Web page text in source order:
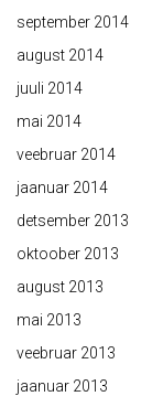
september 2014
august 2014
juuli 2014
mai 2014
veebruar 2014
jaanuar 2014
detsember 2013
oktoober 2013
august 2013
mai 2013
veebruar 2013
jaanuar 2013